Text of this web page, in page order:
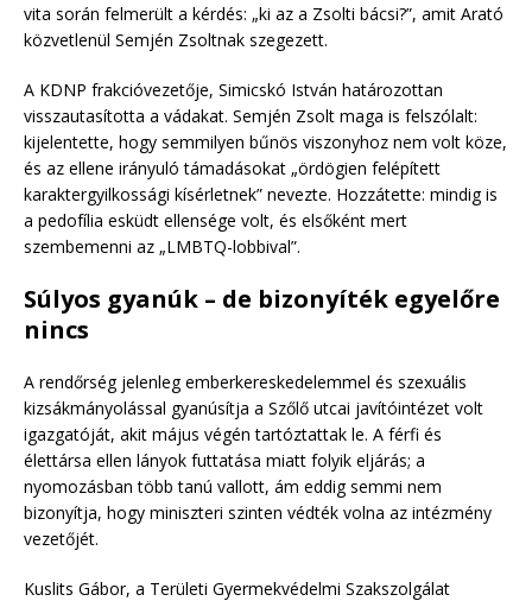
vita során felmerült a kérdés: „ki az a Zsolti bácsi?”, amit Arató
közvetlenül Semjén Zsoltnak szegezett.
A KDNP frakcióvezetője, Simicskó István határozottan
visszautasította a vádakat. Semjén Zsolt maga is felszólalt:
kijelentette, hogy semmilyen bűnös viszonyhoz nem volt köze,
és az ellene irányuló támadásokat „ördögien felépített
karaktergyilkossági kísérletnek” nevezte. Hozzátette: mindig is
a pedofília esküdt ellensége volt, és elsőként mert
szembemenni az „LMBTQ-lobbival”.
Súlyos gyanúk – de bizonyíték egyelőre
nincs
A rendőrség jelenleg emberkereskedelemmel és szexuális
kizsákmányolással gyanúsítja a Szőlő utcai javítóintézet volt
igazgatóját, akit május végén tartóztattak le. A férfi és
élettársa ellen lányok futtatása miatt folyik eljárás; a
nyomozásban több tanú vallott, ám eddig semmi nem
bizonyítja, hogy miniszteri szinten védték volna az intézmény
vezetőjét.
Kuslits Gábor, a Területi Gyermekvédelmi Szakszolgálat